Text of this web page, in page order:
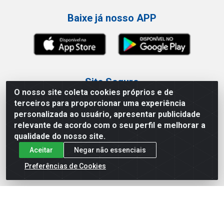
O nosso site coleta cookies próprios e de
terceiros para proporcionar uma experiência
personalizada ao usuário, apresentar publicidade
relevante de acordo com o seu perfil e melhorar a
qualidade do nosso site.
Aceitar
Negar não essenciais
Preferências de Cookies
Baixe já nosso APP
Site Seguro
Loja / Showroom
Tel.: (11) 3227-0546
Av Vautier, 587/597 - Pari - São Paulo/SP